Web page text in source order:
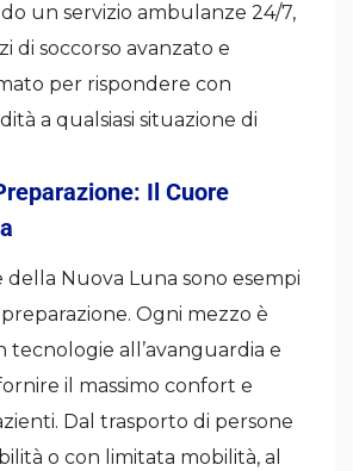
un servizio ambulanze 24/7,
di soccorso avanzato e
per rispondere con
a qualsiasi situazione di
Il Cuore
della Nuova Luna sono esempi
Ogni mezzo è
tecnologie all’avanguardia e
il massimo confort e
Dal trasporto di persone
o con limitata mobilità, al